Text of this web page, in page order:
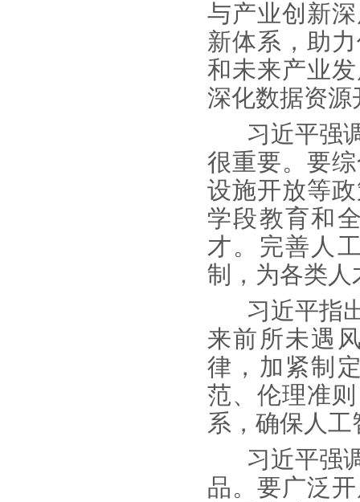
与产业创新
新体系，助
和未来产业
深化数据资源
习近平强调
很重要。要
设施开放等
学段教育和
才。完善人
制，为各类人
习近平指出
来前所未遇
律，加紧制
范、伦理准
系，确保人
习近平强调
品。要广泛